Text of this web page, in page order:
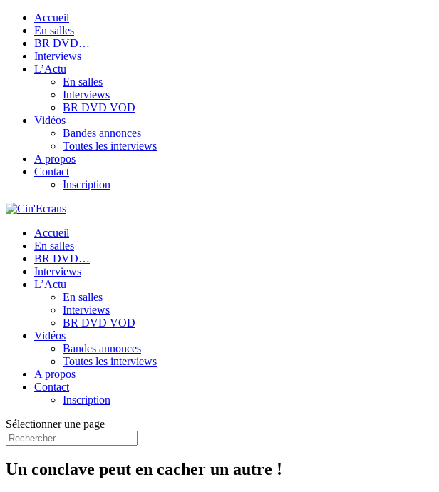
Accueil
En salles
BR DVD…
Interviews
L’Actu
En salles
Interviews
BR DVD VOD
Vidéos
Bandes annonces
Toutes les interviews
A propos
Contact
Inscription
Accueil
En salles
BR DVD…
Interviews
L’Actu
En salles
Interviews
BR DVD VOD
Vidéos
Bandes annonces
Toutes les interviews
A propos
Contact
Inscription
Sélectionner une page
Un conclave peut en cacher un autre !